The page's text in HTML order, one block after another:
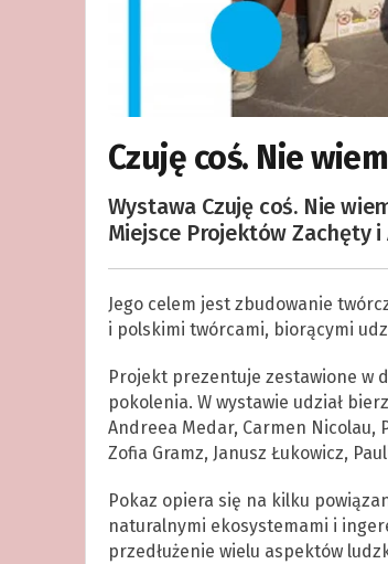
Czuję coś. Nie
Wystawa Czuję coś. Nie
Miejsce Projektów Zachęty
Jego celem jest zbudowanie
i polskimi twórcami, biorącymi
Projekt prezentuje zestawione w
pokolenia. W wystawie udział
Andreea Medar, Carmen Nicolau,
Zofia Gramz, Janusz Łukowicz,
Pokaz opiera się na kilku
naturalnymi ekosystemami i
przedłużenie wielu aspektów